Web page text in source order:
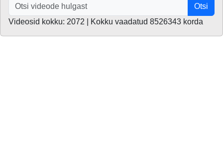
Otsi
Videosid kokku: 2072 | Kokku vaadatud 8526343 korda